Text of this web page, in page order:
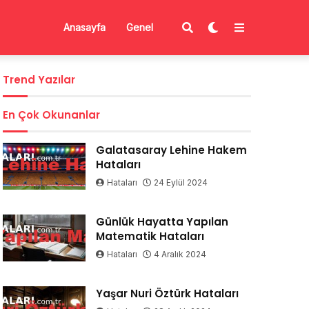
Anasayfa Genel
Trend Yazılar
En Çok Okunanlar
Galatasaray Lehine Hakem
Hataları
Hataları 24 Eylül 2024
Günlük Hayatta Yapılan
Matematik Hataları
Hataları 4 Aralık 2024
Yaşar Nuri Öztürk Hataları